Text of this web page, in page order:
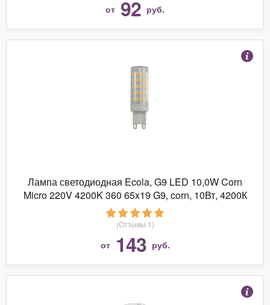
от 92 руб.
Лампа светодиодная Ecola, G9 LED 10,0W Corn
Micro 220V 4200K 360 65x19 G9, corn, 10Вт, 4200К
(Отзывы 1)
от 143 руб.